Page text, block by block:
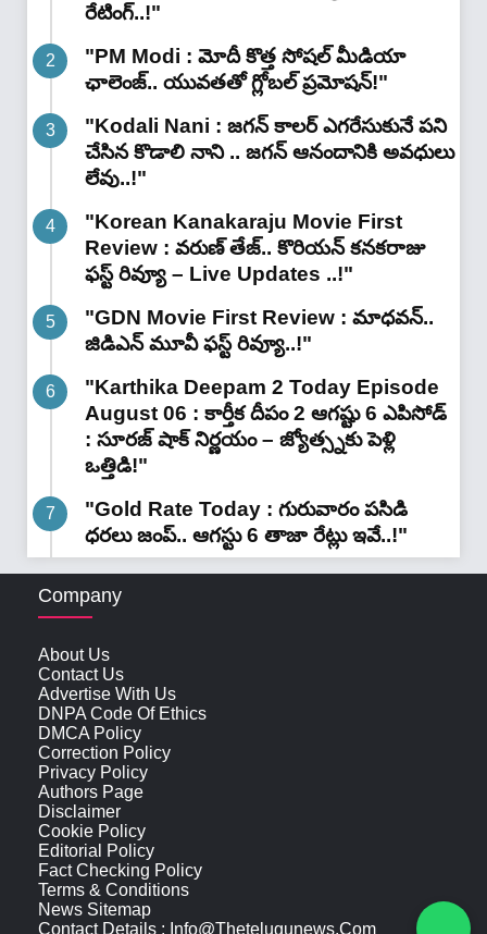
రేటింగ్‌..!"
"PM Modi : మోదీ కొత్త సోషల్ మీడియా
ఛాలెంజ్.. యువతతో గ్లోబల్ ప్రమోషన్!"
"Kodali Nani : జగన్ కాలర్ ఎగరేసుకునే పని
చేసిన కొడాలి నాని .. జగన్ ఆనందానికి అవధులు
లేవు..!"
"Korean Kanakaraju Movie First
Review : వరుణ్ తేజ్.. కొరియన్ కనకరాజు
ఫస్ట్ రివ్యూ – Live Updates ..!"
"GDN Movie First Review : మాధవన్..
జిడిఎన్ మూవీ ఫ‌స్ట్ రివ్యూ..!"
"Karthika Deepam 2 Today Episode
August 06 : కార్తీక దీపం 2 ఆగష్టు 6 ఎపిసోడ్
: సూరజ్ షాక్ నిర్ణయం – జ్యోత్స్నకు పెళ్లి
ఒత్తిడి!"
"Gold Rate Today : గురువారం పసిడి
ధరలు జంప్.. ఆగస్టు 6 తాజా రేట్లు ఇవే..!"
Company
About Us
Contact Us
Advertise With Us
DNPA Code Of Ethics
DMCA Policy
Correction Policy
Privacy Policy
Authors Page
Disclaimer
Cookie Policy
Editorial Policy
Fact Checking Policy
Terms & Conditions
News Sitemap
Contact Details : Info@thetelugunews.com